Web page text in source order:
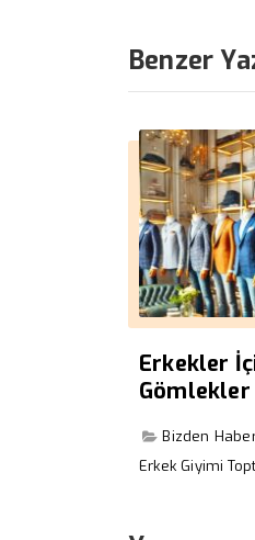
Benzer
Erkekler
Gömlekler
Bizden
Erkek Giyimi